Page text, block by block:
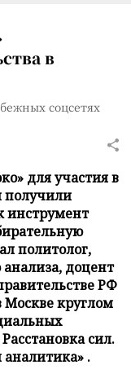
в
соцсетях
для участия в
получили
инструмент
политолог,
доцент
РФ
круглом
сил.
.